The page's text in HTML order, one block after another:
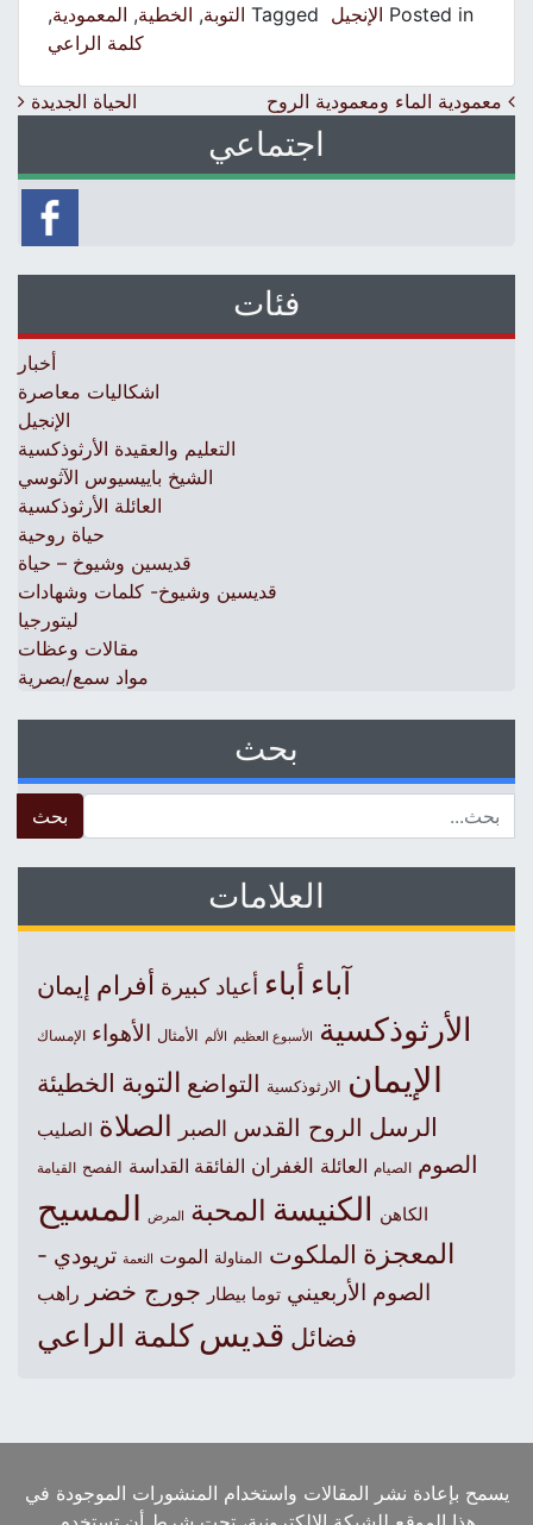
Posted in الإنجيل Tagged التوبة,الخطية,المعمودية,
كلمة الراعي
Post navigation
معمودية الماء ومعمودية الروح الحياة الجديدة
اجتماعي
فئات
أخبار
اشكاليات معاصرة
الإنجيل
التعليم والعقيدة الأرثوذكسية
الشيخ باييسيوس الآثوسي
العائلة الأرثوذكسية
حياة روحية
قديسين وشيوخ – حياة
قديسين وشيوخ- كلمات وشهادات
ليتورجيا
مقالات وعظات
مواد سمع/بصرية
بحث
العلامات
آباءأباء أعياد كبيرة أفرام إيمان
الأرثوذكسية الأسبوع العظيم الألم الأمثال الأهواء الإمساك
الإيمان الارثوذكسية التواضع التوبة الخطيئة
الرسل الروح القدس الصبر الصلاة الصليب
الصوم الصيام العائلة الغفران الفائقة القداسة الفصح القيامة
الكاهن الكنيسةالمحبة المرض المسيح
المعجزة الملكوت المناولة الموت النعمة تريودي -
الصوم الأربعيني توما بيطار جورج خضر راهب
فضائل قديس كلمة الراعي
يسمح بإعادة نشر المقالات واستخدام المنشورات الموجودة في